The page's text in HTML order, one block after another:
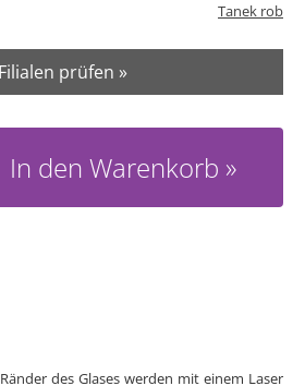
Tanek rob
prüfen »
In den Warenkorb
des Glases werden mit einem Laser